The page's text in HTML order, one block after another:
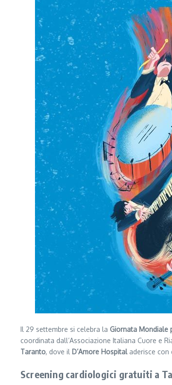
Il 29 settembre si celebra la Giornata Mondiale
coordinata dall’Associazione Italiana Cuore e
Taranto, dove il D’Amore Hospitaladerisce con
Screening cardiologici gratuiti a